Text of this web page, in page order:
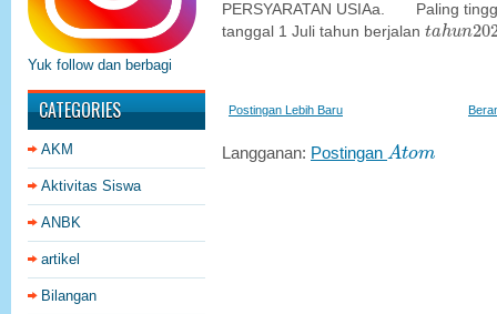
Yuk follow dan berbagi
CATEGORIES
AKM
Aktivitas Siswa
ANBK
artikel
Bilangan
PERSYARATAN USIAa. Paling
tanggal 1 Juli tahun berjalan tahun
tahun
Postingan Lebih Baru
Langganan: Postingan Atom
A to